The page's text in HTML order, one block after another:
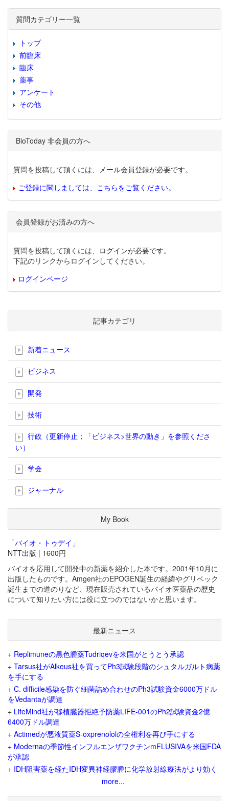
質問カテゴリー一覧
トップ
前臨床
臨床
薬事
アンケート
その他
BioToday 非会員の方へ
質問を投稿して頂くには、メール会員登録が必要です。
ご登録に関しましては、こちらをご覧ください。
会員登録がお済みの方へ
質問を投稿して頂くには、ログインが必要です。
下記のリンクからログインしてください。
ログインページ
記事カテゴリ
新着ニュース
ビジネス
開発
技術
行政（更新停止；「ビジネス>世界の動き」を参照くださ
い）
学会
ジャーナル
My Book
「バイオ・トゥデイ」
NTT出版 | 1600円
バイオを応用して開発中の新薬を紹介した本です。2001年10月に
出版したものです。Amgen社のEPOGEN誕生の経緯やグリベック
誕生までの道のりなど、現在販売されているバイオ医薬品の歴史
について知りたい方には役に立つのではないかと思います。
最新ニュース
+ Replimuneの黒色腫薬Tudriqevを米国がとうとう承認
+ Tarsus社がAlkeus社を買ってPh3試験段階のシュタルガルト病薬
を手にする
+ C. difficile感染を防ぐ細菌詰め合わせのPh3試験資金6000万ドル
をVedantaが調達
+ LifeMind社が移植臓器拒絶予防薬LIFE-001のPh2試験資金2億
6400万ドル調達
+ Actimedが悪液質薬S-oxprenololの全権利を再び手にする
+ Modernaの季節性インフルエンザワクチンmFLUSIVAを米国FDA
が承認
+ IDH阻害薬を経たIDH変異神経膠腫に化学放射線療法がより効く
more...